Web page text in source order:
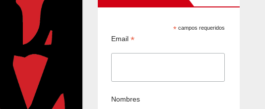
* campos requeridos
Email *
Nombres